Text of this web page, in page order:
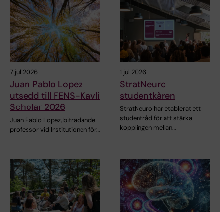
7 jul 2026
Juan Pablo Lopez
utsedd till FENS-Kavli
Scholar 2026
Juan Pablo Lopez, biträdande
professor vid Institutionen för…
1 jul 2026
StratNeuro
studentkåren
StratNeuro har etablerat ett
studentråd för att stärka
kopplingen mellan…